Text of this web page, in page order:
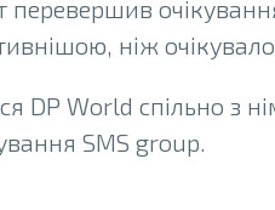
перевершив
ніж
DP World спільно з
SMS group.